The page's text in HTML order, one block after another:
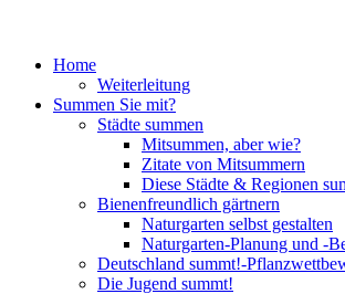
Home
Weiterleitung
Summen Sie mit?
Städte summen
Mitsummen, aber wie?
Zitate von Mitsummern
Diese Städte & Regionen
Bienenfreundlich gärtnern
Naturgarten selbst gestalten
Naturgarten-Planung und -
Deutschland summt!-
Die Jugend summt!